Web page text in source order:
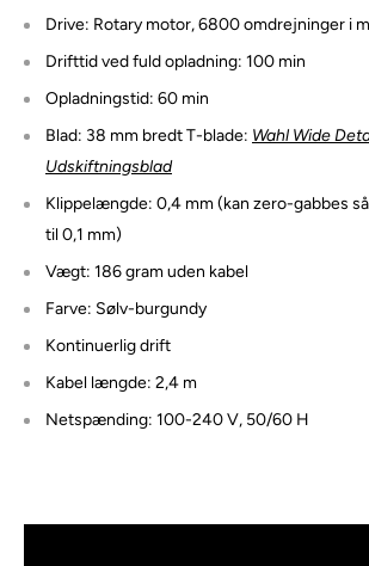
Drive: Rotary motor, 6800 omdrejninger i
Drifttid ved fuld opladning: 100 min
Opladningstid: 60 min
Blad: 38 mm bredt T-blade: Wahl Wide
Udskiftningsblad
Klippelængde: 0,4 mm (kan zero-gabbes
til 0,1 mm)
Vægt: 186 gram uden kabel
Farve: Sølv-burgundy
Kontinuerlig drift
Kabel længde: 2,4 m
Netspænding: 100-240 V, 50/60 H